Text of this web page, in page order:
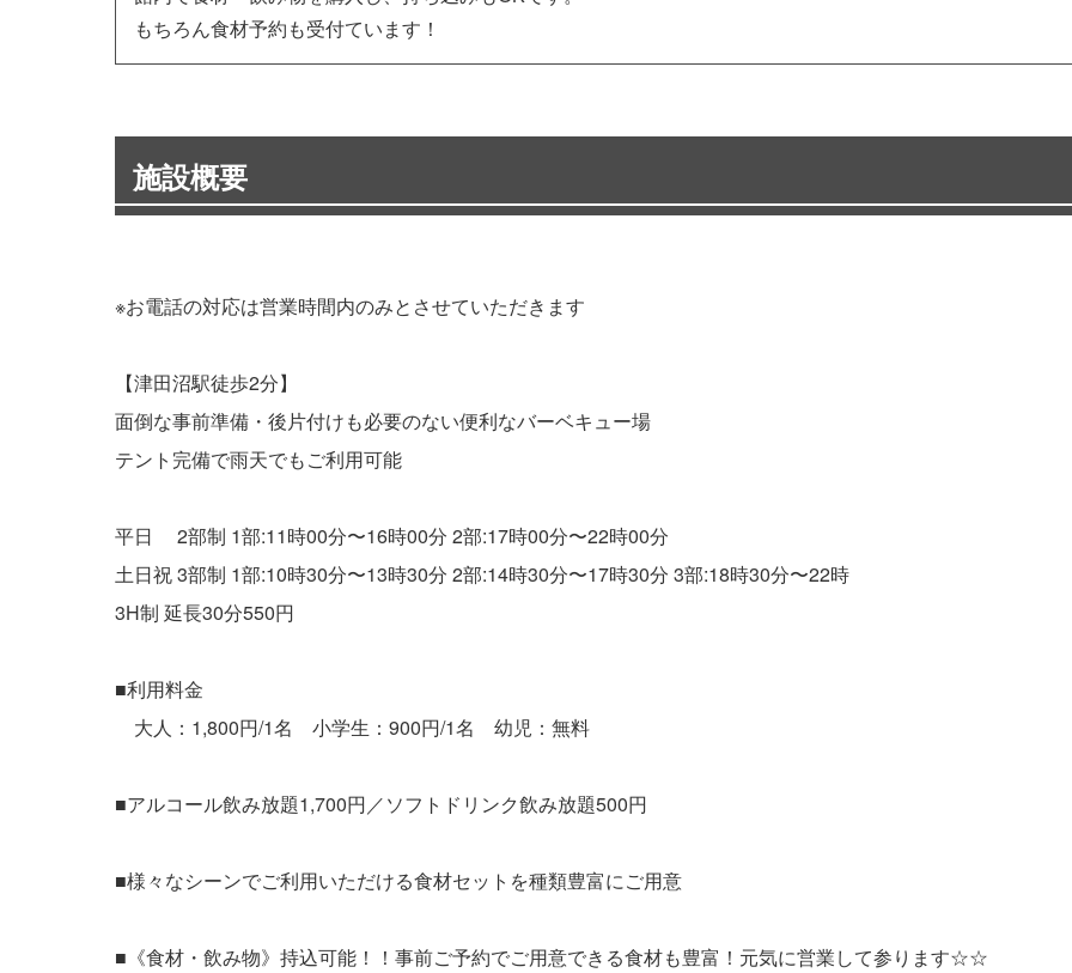
もちろん食材予約も受付ています！
施設概要
※お電話の対応は営業時間内のみとさせていただきます
【津田沼駅徒歩2分】
面倒な事前準備・後片付けも必要のない便利なバーベキュー場
テント完備で雨天でもご利用可能
平日 2部制 1部:11時00分〜16時00分 2部:17時00分〜22時00分
土日祝 3部制 1部:10時30分〜13時30分 2部:14時30分〜17時30分 3部:18時30分〜22時
3H制 延長30分550円
■利用料金
大人：1,800円/1名 小学生：900円/1名 幼児：無料
■アルコール飲み放題1,700円／ソフトドリンク飲み放題500円
■様々なシーンでご利用いただける食材セットを種類豊富にご用意
■《食材・飲み物》持込可能！！事前ご予約でご用意できる食材も豊富！元気に営業して参ります☆☆